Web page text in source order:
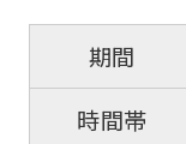
期間
時間帯